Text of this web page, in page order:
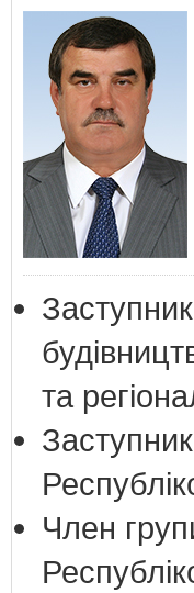
та
Член